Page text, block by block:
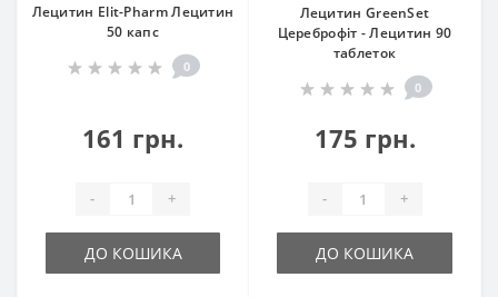
Лецитин Elit-Pharm Лецитин
50 капс
0
161 грн.
- +
ДО КОШИКА
Лецитин GreenSet
Цереброфіт - Лецитин 90
таблеток
0
175 грн.
- +
ДО КОШИКА